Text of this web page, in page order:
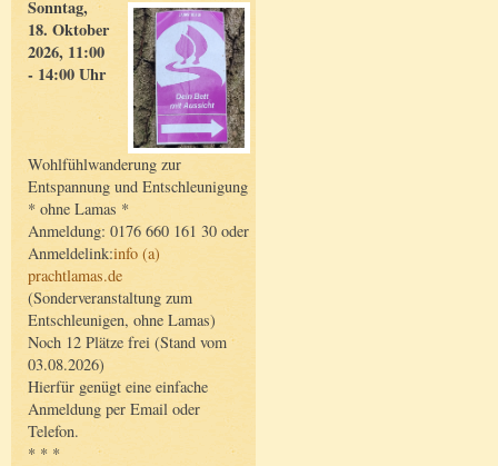
Sonntag,
18. Oktober
2026, 11:00
- 14:00 Uhr
Wohlfühlwanderung zur
Entspannung und Entschleunigung
* ohne Lamas *
Anmeldung: 0176 660 161 30 oder
Anmeldelink:info (a)
prachtlamas.de
(Sonderveranstaltung zum
Entschleunigen, ohne Lamas)
Noch 12 Plätze frei (Stand vom
03.08.2026)
Hierfür genügt eine einfache
Anmeldung per Email oder
Telefon.
* * *